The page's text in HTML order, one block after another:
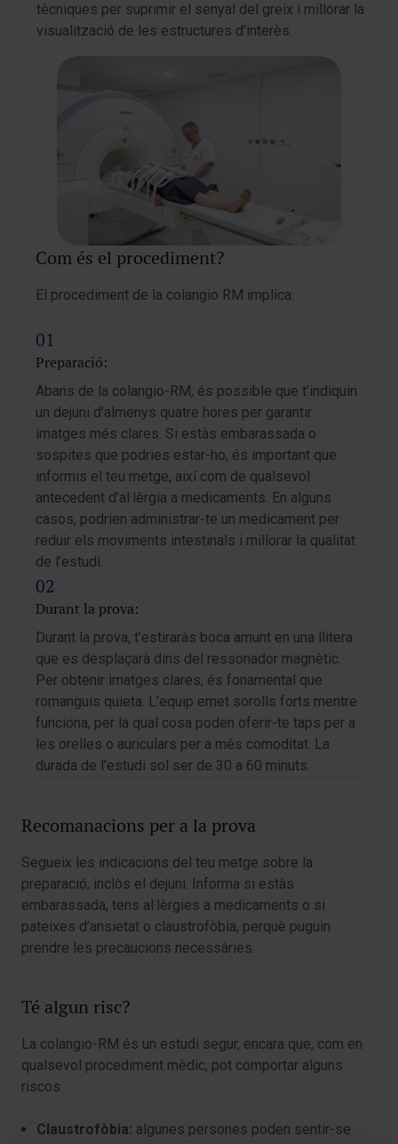
tècniques per suprimir el senyal del greix i millorar la
visualització de les estructures d’interès.
Com és el procediment?
El procediment de la colangio RM implica:
Preparació:
Abans de la colangio-RM, és possible que t’indiquin
un dejuni d’almenys quatre hores per garantir
imatges més clares. Si estàs embarassada o
sospites que podries estar-ho, és important que
informis el teu metge, així com de qualsevol
antecedent d’al·lèrgia a medicaments. En alguns
casos, podrien administrar-te un medicament per
reduir els moviments intestinals i millorar la qualitat
de l’estudi.
Durant la prova:
Durant la prova, t’estiraràs boca amunt en una llitera
que es desplaçarà dins del ressonador magnètic.
Per obtenir imatges clares, és fonamental que
romanguis quieta. L’equip emet sorolls forts mentre
funciona, per la qual cosa poden oferir-te taps per a
les orelles o auriculars per a més comoditat. La
durada de l’estudi sol ser de 30 a 60 minuts.
Recomanacions per a la prova
Segueix les indicacions del teu metge sobre la
preparació, inclòs el dejuni. Informa si estàs
embarassada, tens al·lèrgies a medicaments o si
pateixes d’ansietat o claustrofòbia, perquè puguin
prendre les precaucions necessàries.
Té algun risc?
La colangio-RM és un estudi segur, encara que, com en
qualsevol procediment mèdic, pot comportar alguns
riscos.
Claustrofòbia: algunes persones poden sentir-se